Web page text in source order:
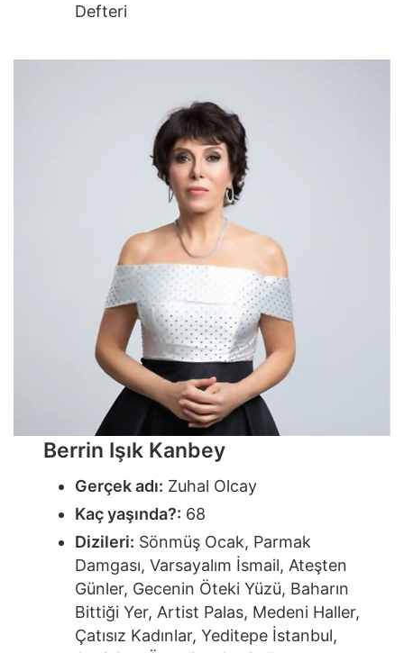
Defteri
Berrin Işık Kanbey
Gerçek adı: Zuhal Olcay
Kaç yaşında?: 68
Dizileri: Sönmüş Ocak, Parmak
Damgası, Varsayalım İsmail, Ateşten
Günler, Gecenin Öteki Yüzü, Baharın
Bittiği Yer, Artist Palas, Medeni Haller,
Çatısız Kadınlar, Yeditepe İstanbul,